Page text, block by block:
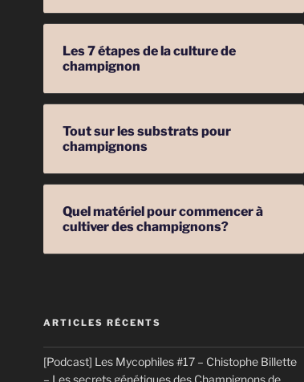
Les 7 étapes de la culture de
champignon
Tout sur les substrats pour
champignons
Quel matériel pour commencer à
cultiver des champignons?
ARTICLES RÉCENTS
[Podcast] Les Mycophiles #17 – Chistophe Billette
– Les secrets génétiques des Champignons de